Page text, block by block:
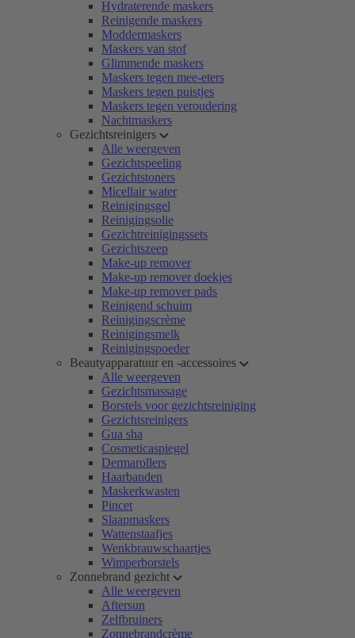
Hydraterende maskers
Reinigende maskers
Moddermaskers
Maskers van stof
Glimmende maskers
Maskers tegen mee-eters
Maskers tegen puistjes
Maskers tegen veroudering
Nachtmaskers
Gezichtsreinigers
Alle weergeven
Gezichtspeeling
Gezichtstoners
Micellair water
Reinigingsgel
Reinigingsolie
Gezichtreinigingssets
Gezichtszeep
Make-up remover
Make-up remover doekjes
Make-up remover pads
Reinigend schuim
Reinigingscrème
Reinigingsmelk
Reinigingspoeder
Beautyapparatuur en -accessoires
Alle weergeven
Gezichtsmassage
Borstels voor gezichtsreiniging
Gezichtsreinigers
Gua sha
Cosmeticaspiegel
Dermarollers
Haarbanden
Maskerkwasten
Pincet
Slaapmaskers
Wattenstaafjes
Wenkbrauwschaartjes
Wimperborstels
Zonnebrand gezicht
Alle weergeven
Aftersun
Zelfbruiners
Zonnebrandcrème